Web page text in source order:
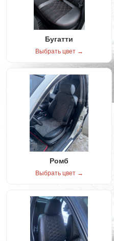
Бугатти
Выбрать цвет →
Ромб
Выбрать цвет →